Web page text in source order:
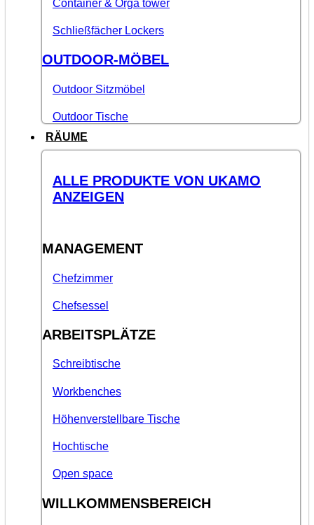
Container & Orga tower
Schließfächer Lockers
OUTDOOR-MÖBEL
Outdoor Sitzmöbel
Outdoor Tische
RÄUME
ALLE PRODUKTE VON UKAMO
ANZEIGEN
MANAGEMENT
Chefzimmer
Chefsessel
ARBEITSPLÄTZE
Schreibtische
Workbenches
Höhenverstellbare Tische
Hochtische
Open space
WILLKOMMENSBEREICH